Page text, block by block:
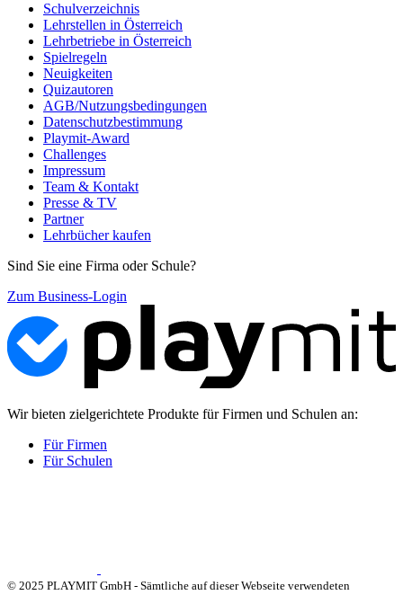
Schulverzeichnis
Lehrstellen in Österreich
Lehrbetriebe in Österreich
Spielregeln
Neuigkeiten
Quizautoren
AGB/Nutzungsbedingungen
Datenschutzbestimmung
Playmit-Award
Challenges
Impressum
Team & Kontakt
Presse & TV
Partner
Lehrbücher kaufen
Sind Sie eine Firma oder Schule?
Zum Business-Login
Wir bieten zielgerichtete Produkte für Firmen und Schulen an:
Für Firmen
Für Schulen
© 2025 PLAYMIT GmbH - Sämtliche auf dieser Webseite verwendeten